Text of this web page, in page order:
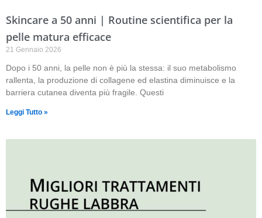
Skincare a 50 anni | Routine scientifica per la
pelle matura efficace
21 Gennaio 2026
Dopo i 50 anni, la pelle non è più la stessa: il suo metabolismo
rallenta, la produzione di collagene ed elastina diminuisce e la
barriera cutanea diventa più fragile. Questi
Leggi Tutto »